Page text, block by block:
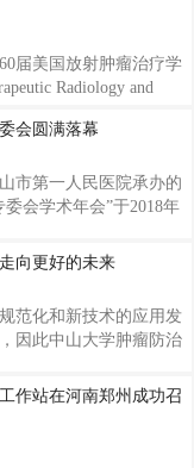
届美国放射肿瘤治疗学
Radiology and
口腔溃疡防护剂对比研
会圆满落幕
市第一人民医院承办的
会学术年会”于2018年
的参展商出席了此次会
向更好的未来
范化和新技术的应用发
因此中山大学肿瘤防治
作站在河南郑州成功召